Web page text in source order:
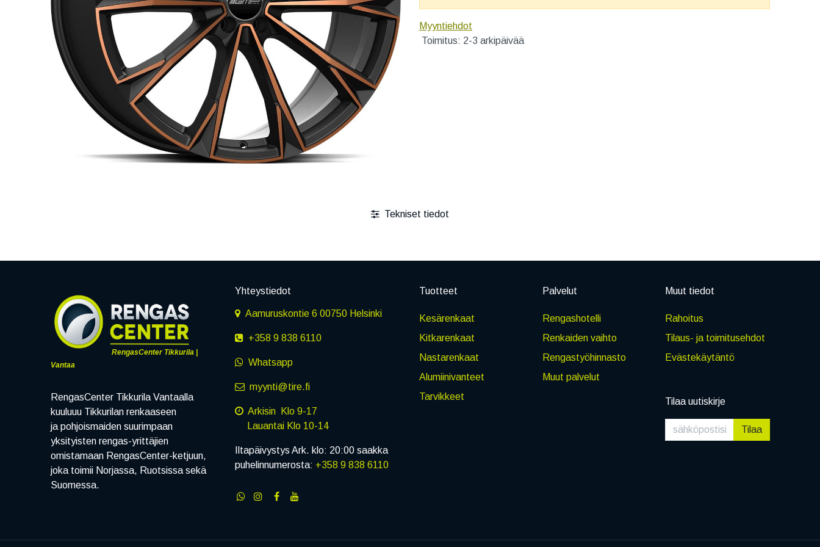
Myyntiehdot
Toimitus: 2-3 arkipäivää
Tekniset tiedot
RengasCenter Tikkurila |
Vantaa
RengasCenter Tikkurila Vantaalla
kuuluuu Tikkurilan renkaaseen
ja pohjoismaiden suurimpaan
yksityisten rengas-yrittäjien
omistamaan RengasCenter-ketjuun,
joka toimii Norjassa, Ruotsissa sekä
Suomessa.
Yhteystiedot
Aamuruskontie 6 00750 Helsinki
+358 9 838 6110
Whatsapp
myynti@tire.fi
Arkisin Klo 9-17
Lauantai Klo 10-14
Iltapäivystys Ark. klo: 20:00 saakka
puhelinnumerosta: +358 9 838 6110
Tuotteet
Kesärenkaat
Kitkarenkaat
Nastarenkaat
Alumiinivanteet
Tarvikkeet
Palvelut
Rengashotelli
Renkaiden vaihto
Rengastyöhinnasto
Muut palvelut
Muut tiedot
Rahoitus
Tilaus- ja toimitusehdot
Evästekäytäntö
Tilaa uutiskirje
Tilaa